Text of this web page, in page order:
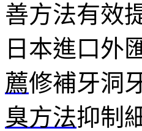
善方法有效
日本進口外
薦修補牙洞
臭方法抑制